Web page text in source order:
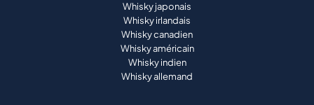
Whisky japonais
Whisky irlandais
Whisky canadien
Whisky américain
Whisky indien
Whisky allemand